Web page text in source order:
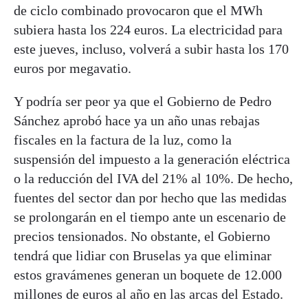
de ciclo combinado provocaron que el MWh
subiera hasta los 224 euros. La electricidad para
este jueves, incluso, volverá a subir hasta los 170
euros por megavatio.
Y podría ser peor ya que el Gobierno de Pedro
Sánchez aprobó hace ya un año unas rebajas
fiscales en la factura de la luz, como la
suspensión del impuesto a la generación eléctrica
o la reducción del IVA del 21% al 10%. De hecho,
fuentes del sector dan por hecho que las medidas
se prolongarán en el tiempo ante un escenario de
precios tensionados. No obstante, el Gobierno
tendrá que lidiar con Bruselas ya que eliminar
estos gravámenes generan un boquete de 12.000
millones de euros al año en las arcas del Estado.